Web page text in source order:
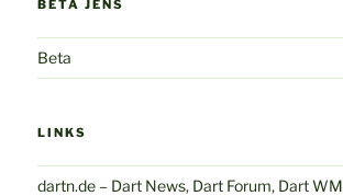
BETA JENS
Beta
LINKS
dartn.de – Dart News, Dart Forum, Dart WM